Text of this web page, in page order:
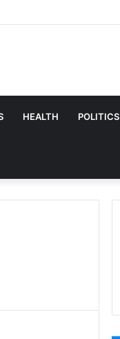
स्किन के आसान टिप्स
HEALTH POLITICS